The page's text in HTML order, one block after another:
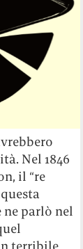
Nel 1846
il “re
parlò nel
terribile